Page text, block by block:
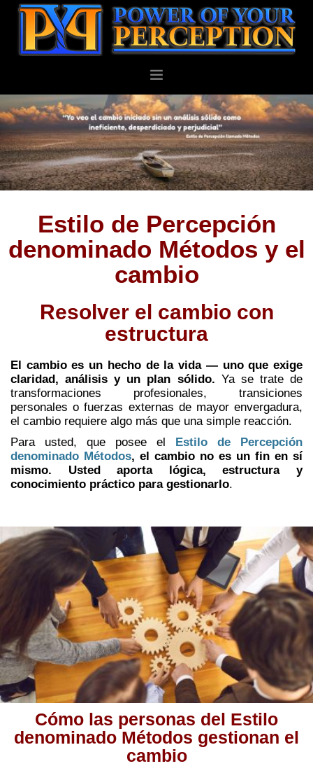
PERSONAL
NEGOCIOS
ACERCA DE
BLOG
CONTACTO
Estilo de Percepción
denominado Métodos y el
cambio
Resolver el cambio con
estructura
El cambio es un hecho de la vida — uno que exige
claridad, análisis y un plan sólido. Ya se trate de
transformaciones profesionales, transiciones
personales o fuerzas externas de mayor envergadura,
el cambio requiere algo más que una simple reacción.
Para usted, que posee el Estilo de Percepción
denominado Métodos, el cambio no es un fin en sí
mismo. Usted aporta lógica, estructura y
conocimiento práctico para gestionarlo.
Cómo las personas del Estilo
denominado Métodos gestionan el
cambio